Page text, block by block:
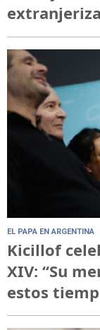
EL PAPA EN ARGENTINA
Kicillof
XIV: “Su
estos